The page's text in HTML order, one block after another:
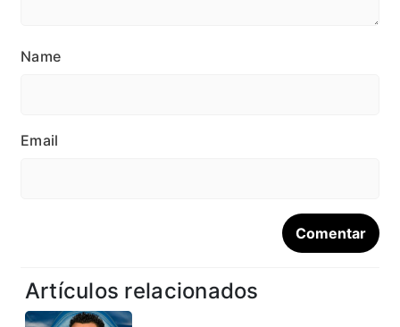
Name
Email
Artículos relacionados